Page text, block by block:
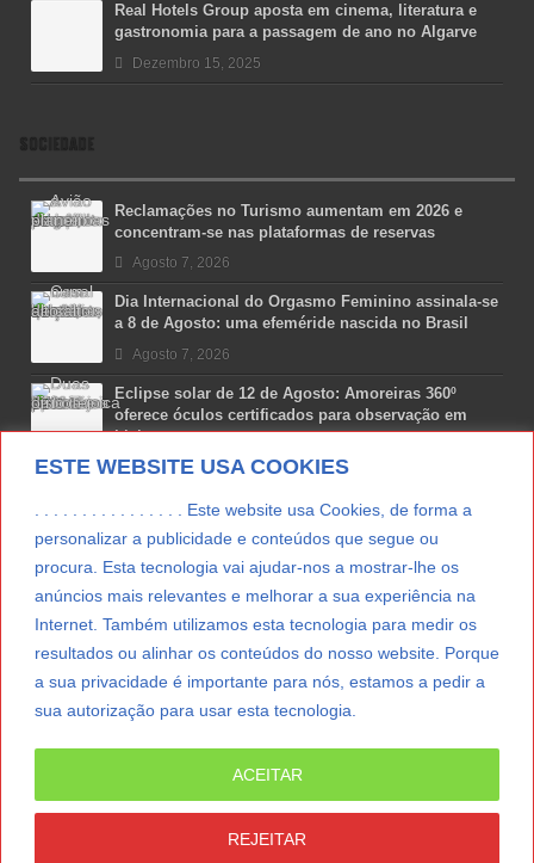
ESTE WEBSITE USA COOKIES
. . . . . . . . . . . . . . . . Este website usa Cookies, de forma a
personalizar a publicidade e conteúdos que segue ou
procura. Esta tecnologia vai ajudar-nos a mostrar-lhe os
anúncios mais relevantes e melhorar a sua experiência na
Internet. Também utilizamos esta tecnologia para medir os
resultados ou alinhar os conteúdos do nosso website. Porque
a sua privacidade é importante para nós, estamos a pedir a
sua autorização para usar esta tecnologia.
REJEITAR
ACEITAR
Real Hotels Group aposta em cinema, literatura e
gastronomia para a passagem de ano no Algarve
Dezembro 15, 2025
SOCIEDADE
Reclamações no Turismo aumentam em 2026 e
concentram-se nas plataformas de reservas
Agosto 7, 2026
Dia Internacional do Orgasmo Feminino assinala-se
a 8 de Agosto: uma efeméride nascida no Brasil
Agosto 7, 2026
Eclipse solar de 12 de Agosto: Amoreiras 360º
oferece óculos certificados para observação em
Lisboa
Agosto 7, 2026
Lua Afonso vence prémio internacional de liderança
Agosto 7, 2026
Preparar o carro para as férias de Verão
Agosto 5, 2026
SUBSCREVER NEWSLETTER